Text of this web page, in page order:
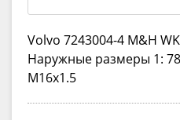
Volvo 7243004-4 M&H
Наружные размеры 1:
M16x1.5